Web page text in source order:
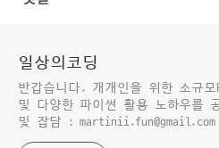
일상의코딩
반갑습니다. 개개인을 위한 소규모
및 다양한 파이썬 활용 노하우를
및 잡담 : martinii.fun@gmail.com